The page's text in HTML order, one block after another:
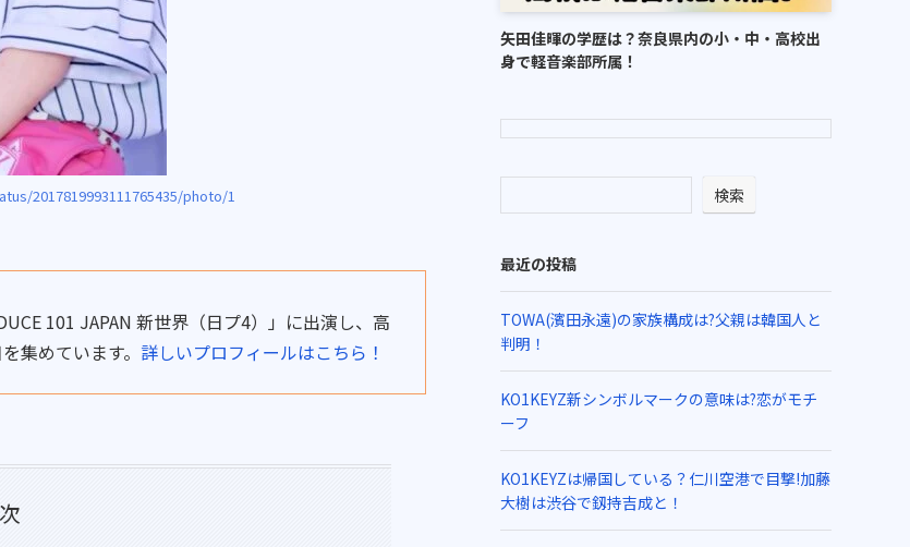
2017819993111765435/photo/1
101 JAPAN 新世界（日プ4）」に出演し、高
集めています。 詳しいプロフィールはこちら！
矢田佳暉の学歴は？奈良県内の小・中・高校出
身で軽音楽部所属！
検索
最近の投稿
TOWA(濱田永遠)の家族構成は?父親は韓国人と
判明！
KO1KEYZ新シンボルマークの意味は?恋がモチ
ーフ
KO1KEYZは帰国している？仁川空港で目撃!加藤
大樹は渋谷で釼持吉成と！